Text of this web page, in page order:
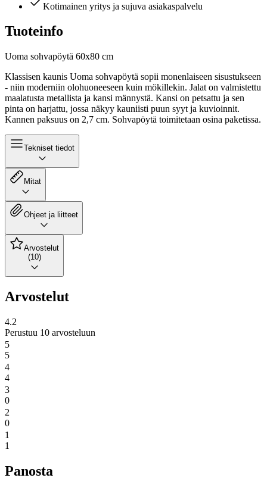
Kotimainen yritys ja sujuva asiakaspalvelu
Tuoteinfo
Uoma sohvapöytä 60x80 cm
Klassisen kaunis Uoma sohvapöytä sopii monenlaiseen sisustukseen
- niin moderniin olohuoneeseen kuin mökillekin. Jalat on valmistettu
maalatusta metallista ja kansi männystä. Kansi on petsattu ja sen
pinta on harjattu, jossa näkyy kauniisti puun syyt ja kuvioinnit.
Kannen paksuus on 2,7 cm. Sohvapöytä toimitetaan osina paketissa.
Tekniset tiedot
Mitat
Ohjeet ja liitteet
Arvostelut
(10)
Arvostelut
4.2
Perustuu 10 arvosteluun
5
5
4
4
3
0
2
0
1
1
Panosta